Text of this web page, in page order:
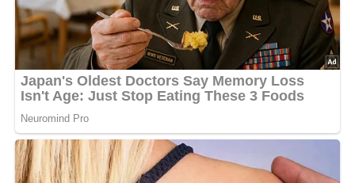
Salz
1/2 Liter Wasser
Wurzelwerk (Suppengrün)
Kräuterbutter
Ende dieser Seite & auch eine Bewertung!